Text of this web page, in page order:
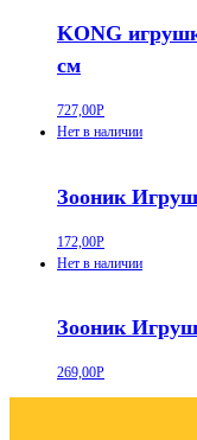
KONG
см
727,00Р
Нет в наличии
Зооник
172,00Р
Нет в наличии
Зооник
269,00Р